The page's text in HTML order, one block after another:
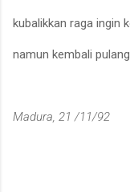
kubalikkan raga ingin
namun kembali
Madura, 21 /11/92